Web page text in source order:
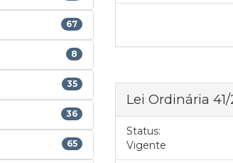
67
8
35
36
65
Lei Ordinária
Status:
Vigente